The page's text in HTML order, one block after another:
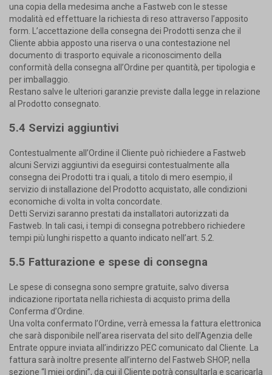
una copia della medesima anche a Fastweb con le stesse
modalità ed effettuare la richiesta di reso attraverso l’apposito
form. L’accettazione della consegna dei Prodotti senza che il
Cliente abbia apposto una riserva o una contestazione nel
documento di trasporto equivale a riconoscimento della
conformità della consegna all’Ordine per quantità, per tipologia e
per imballaggio.
Restano salve le ulteriori garanzie previste dalla legge in relazione
al Prodotto consegnato.
5.4 Servizi aggiuntivi
Contestualmente all’Ordine il Cliente può richiedere a Fastweb
alcuni Servizi aggiuntivi da eseguirsi contestualmente alla
consegna dei Prodotti tra i quali, a titolo di mero esempio, il
servizio di installazione del Prodotto acquistato, alle condizioni
economiche di volta in volta concordate.
Detti Servizi saranno prestati da installatori autorizzati da
Fastweb. In tali casi, i tempi di consegna potrebbero richiedere
tempi più lunghi rispetto a quanto indicato nell’art. 5.2.
5.5 Fatturazione e spese di consegna
Le spese di consegna sono sempre gratuite, salvo diversa
indicazione riportata nella richiesta di acquisto prima della
Conferma d’Ordine.
Una volta confermato l’Ordine, verrà emessa la fattura elettronica
che sarà disponibile nell’area riservata del sito dell’Agenzia delle
Entrate oppure inviata all’indirizzo PEC comunicato dal Cliente. La
fattura sarà inoltre presente all’interno del Fastweb SHOP, nella
sezione “I miei ordini”, da cui il Cliente potrà consultarla e scaricarla